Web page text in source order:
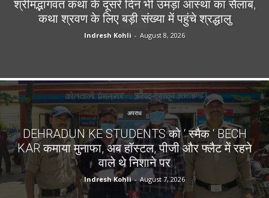
श्रीमद्भागवत कथा के दूसरे दिन भी उमड़ा आस्था का सैलाब,
कथा श्रवण के लिए बड़ी संख्या में पहुंचे श्रद्धालु
Indresh Kohli - August 8, 2026
अपराध
DEHRADUN KE STUDENTS को ‘ स्मैक ‘ BECH
KAR कमाया मुनाफा, अब हॉस्टल, पीजी और फ्लैट में रहने
वाले थे निशाने पर
Indresh Kohli - August 7, 2026